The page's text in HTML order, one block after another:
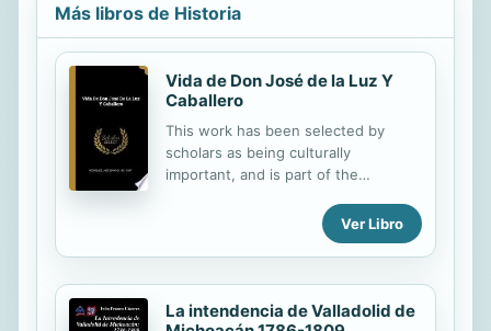
Más libros de Historia
Vida de Don José de la Luz Y
Caballero
This work has been selected by
scholars as being culturally
important, and is part of the
know it. This work was reproduced
from the original artifact, and
remains as true to the original work
as possible. Therefore, you will see
the original copyright references,
Ver Libro
La intendencia de Valladolid de